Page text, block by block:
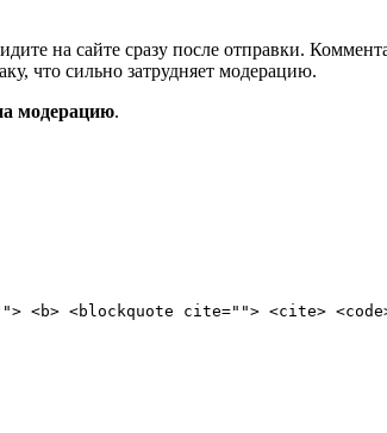
на сайте сразу после отправки.
что сильно затрудняет модерацию.
модерацию.
<blockquote cite=""> <cite>